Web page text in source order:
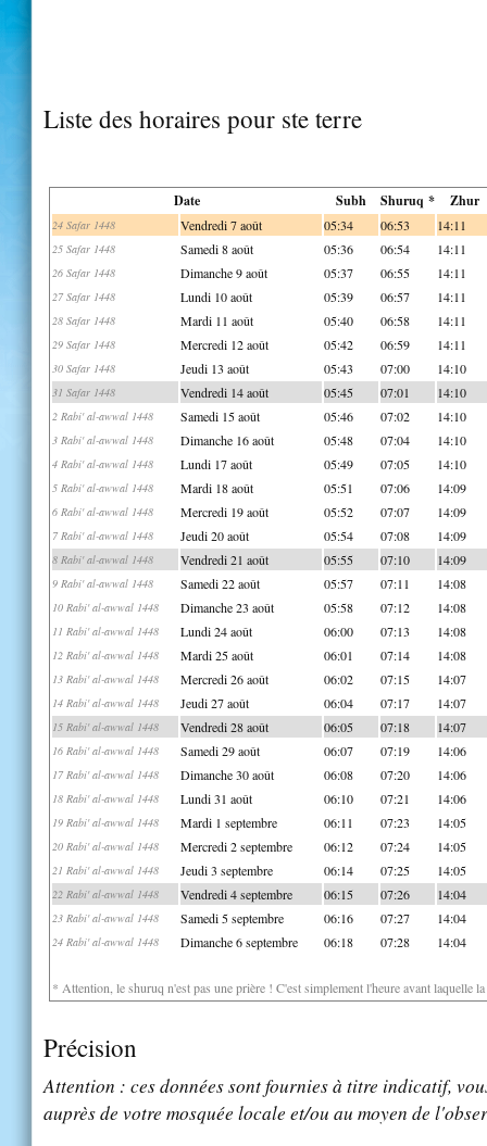
Liste des horaires pour ste terre
Date Subh Shuruq * Zhur
24 Safar 1448 Vendredi 7 août 05:34 06:53 14:11
25 Safar 1448 Samedi 8 août 05:36 06:54 14:11
26 Safar 1448 Dimanche 9 août 05:37 06:55 14:11
27 Safar 1448 Lundi 10 août 05:39 06:57 14:11
28 Safar 1448 Mardi 11 août 05:40 06:58 14:11
29 Safar 1448 Mercredi 12 août 05:42 06:59 14:11
30 Safar 1448 Jeudi 13 août 05:43 07:00 14:10
31 Safar 1448 Vendredi 14 août 05:45 07:01 14:10
2 Rabi' al-awwal 1448 Samedi 15 août 05:46 07:02 14:10
3 Rabi' al-awwal 1448 Dimanche 16 août 05:48 07:04 14:10
4 Rabi' al-awwal 1448 Lundi 17 août 05:49 07:05 14:10
5 Rabi' al-awwal 1448 Mardi 18 août 05:51 07:06 14:09
6 Rabi' al-awwal 1448 Mercredi 19 août 05:52 07:07 14:09
7 Rabi' al-awwal 1448 Jeudi 20 août 05:54 07:08 14:09
8 Rabi' al-awwal 1448 Vendredi 21 août 05:55 07:10 14:09
9 Rabi' al-awwal 1448 Samedi 22 août 05:57 07:11 14:08
10 Rabi' al-awwal 1448 Dimanche 23 août 05:58 07:12 14:08
11 Rabi' al-awwal 1448 Lundi 24 août 06:00 07:13 14:08
12 Rabi' al-awwal 1448 Mardi 25 août 06:01 07:14 14:08
13 Rabi' al-awwal 1448 Mercredi 26 août 06:02 07:15 14:07
14 Rabi' al-awwal 1448 Jeudi 27 août 06:04 07:17 14:07
15 Rabi' al-awwal 1448 Vendredi 28 août 06:05 07:18 14:07
16 Rabi' al-awwal 1448 Samedi 29 août 06:07 07:19 14:06
17 Rabi' al-awwal 1448 Dimanche 30 août 06:08 07:20 14:06
18 Rabi' al-awwal 1448 Lundi 31 août 06:10 07:21 14:06
19 Rabi' al-awwal 1448 Mardi 1 septembre 06:11 07:23 14:05
20 Rabi' al-awwal 1448 Mercredi 2 septembre 06:12 07:24 14:05
21 Rabi' al-awwal 1448 Jeudi 3 septembre 06:14 07:25 14:05
22 Rabi' al-awwal 1448 Vendredi 4 septembre 06:15 07:26 14:04
23 Rabi' al-awwal 1448 Samedi 5 septembre 06:16 07:27 14:04
24 Rabi' al-awwal 1448 Dimanche 6 septembre 06:18 07:28 14:04
* Attention, le shuruq n'est pas une prière ! C'est simplement l'heure avant laquelle
Précision
Attention : ces données sont fournies à titre indicatif,
auprès de votre mosquée locale et/ou au moyen de